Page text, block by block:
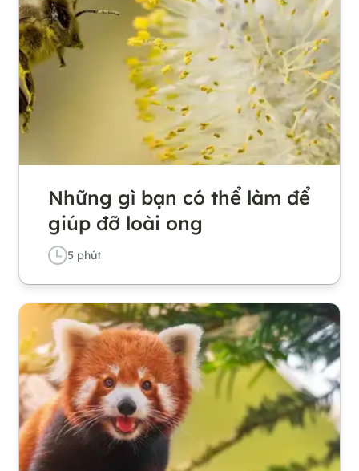
Những gì bạn có thể làm để
giúp đỡ loài ong
5 phút